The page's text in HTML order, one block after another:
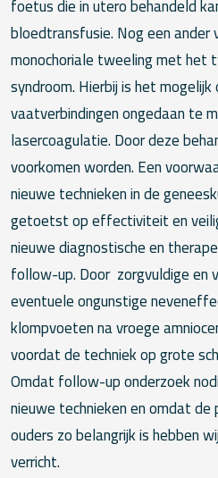
foetus die in utero behandeld
bloedtransfusie. Nog een ander
monochoriale tweeling met het
syndroom. Hierbij is het
vaatverbindingen ongedaan te
lasercoagulatie. Door deze
voorkomen worden. Een
nieuwe technieken in de
getoetst op effectiviteit en
nieuwe diagnostische en
follow-up. Door zorgvuldige en
eventuele ongunstige
klompvoeten na vroege
voordat de techniek op grote
Omdat follow-up onderzoek
nieuwe technieken en omdat
ouders zo belangrijk is hebben
verricht.